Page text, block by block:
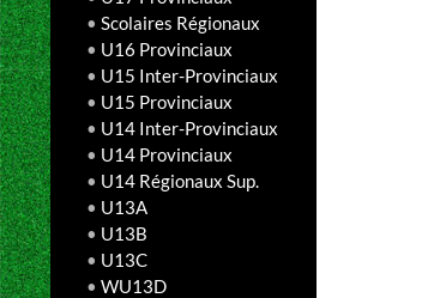
• Scolaires Régionaux
• U16 Provinciaux
• U15 Inter-Provinciaux
• U15 Provinciaux
• U14 Inter-Provinciaux
• U14 Provinciaux
• U14 Régionaux Sup.
• U13A
• U13B
• U13C
• WU13D